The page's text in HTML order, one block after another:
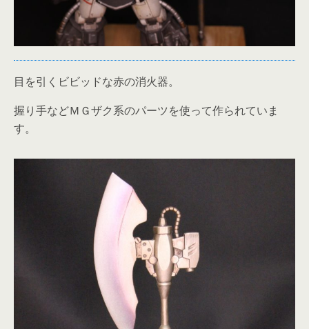
目を引くビビッドな赤の消火器。
握り手などＭＧザク系のパーツを使って作られていま
す。